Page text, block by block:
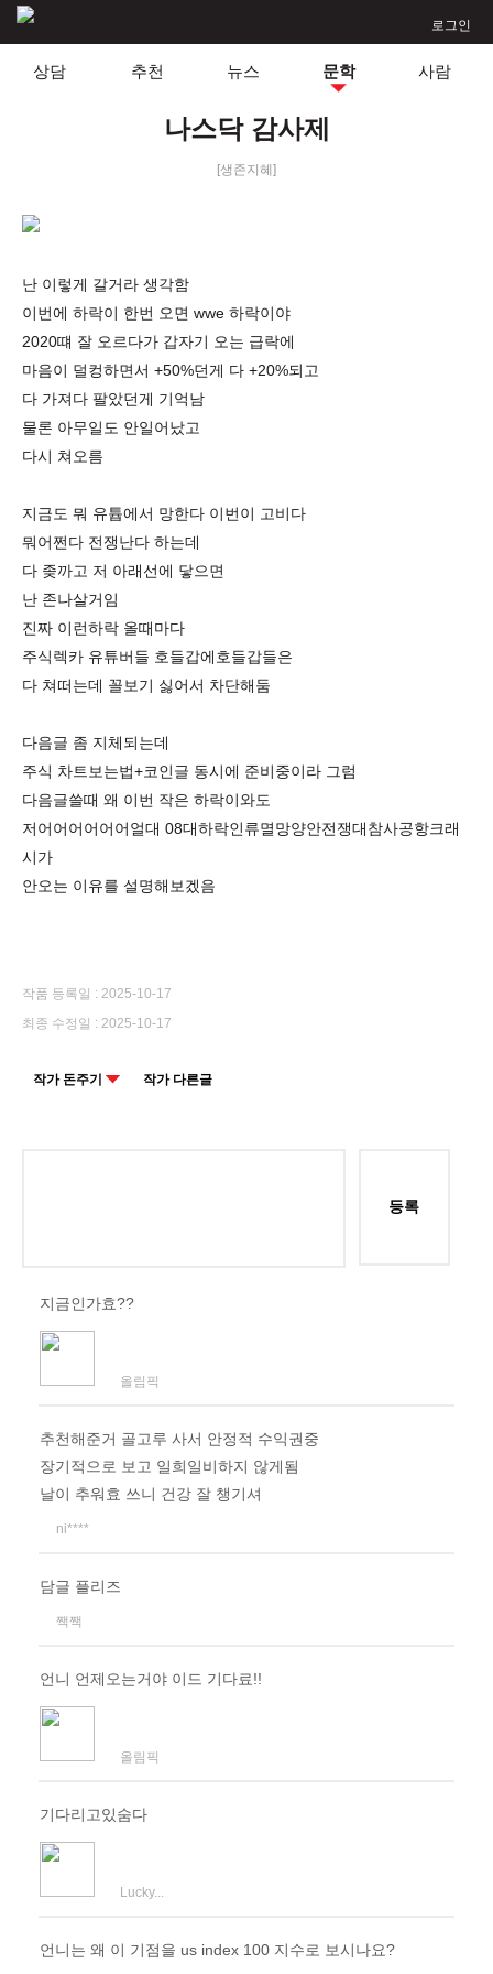
로그인
상담 추천 뉴스 문학 사람
나스닥 감사제
[생존지혜]
난 이렇게 갈거라 생각함
이번에 하락이 한번 오면 wwe 하락이야
2020떄 잘 오르다가 갑자기 오는 급락에
마음이 덜컹하면서 +50%던게 다 +20%되고
다 가져다 팔았던게 기억남
물론 아무일도 안일어났고
다시 쳐오름
지금도 뭐 유튭에서 망한다 이번이 고비다
뭐어쩐다 전쟁난다 하는데
다 좆까고 저 아래선에 닿으면
난 존나살거임
진짜 이런하락 올때마다
주식렉카 유튜버들 호들갑에호들갑들은
다 쳐떠는데 꼴보기 싫어서 차단해둠
다음글 좀 지체되는데
주식 차트보는법+코인글 동시에 준비중이라 그럼
다음글쓸때 왜 이번 작은 하락이와도
저어어어어어어얼대 08대하락인류멸망양안전쟁대참사공항크래
시가
안오는 이유를 설명해보겠음
작품 등록일 : 2025-10-17
최종 수정일 : 2025-10-17
작가 돈주기 작가 다른글
등록
지금인가효??
올림픽
추천해준거 골고루 사서 안정적 수익권중
장기적으로 보고 일희일비하지 않게됨
날이 추워효 쓰니 건강 잘 챙기셔
ni****
담글 플리즈
짹짹
언니 언제오는거야 이드 기다료!!
올림픽
기다리고있숨다
Lucky...
언니는 왜 이 기점을 us index 100 지수로 보시나요?